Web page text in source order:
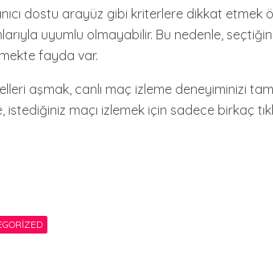
dostu arayüz gibi kriterlere dikkat etmek
uyumlu olmayabilir. Bu nedenle,
fayda var.
aşmak, canlı maç izleme deneyiminizi
istediğiniz maçı izlemek için sadece birkaç